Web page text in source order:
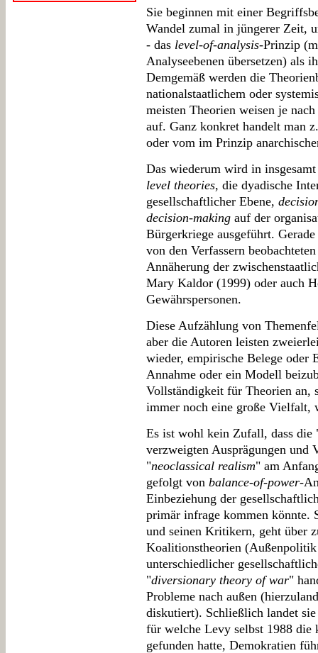
Sie beginnen mit einer
Wandel zumal in jüngerer Zeit,
- das level-of-analysis-Prinzip
Analyseebenen übersetzen) als
Demgemäß werden die
nationalstaatlichem oder
meisten Theorien weisen je
auf. Ganz konkret handelt man
oder vom im Prinzip
Das wiederum wird in
level theories, die dyadische
gesellschaftlicher Ebene,
decision-making auf der
Bürgerkriege ausgeführt.
von den Verfassern
Annäherung der
Mary Kaldor (1999) oder auch
Gewährspersonen.
Diese Aufzählung von
aber die Autoren leisten
wieder, empirische Belege oder
Annahme oder ein Modell
Vollständigkeit für Theorien an,
immer noch eine große Vielfalt,
Es ist wohl kein Zufall, dass
verzweigten Ausprägungen und
"neoclassical realism" am
gefolgt von balance-of-power-
Einbeziehung der
primär infrage kommen könnte.
und seinen Kritikern, geht über
Koalitionstheorien (Außenpolitik
unterschiedlicher
"diversionary theory of war"
Probleme nach außen
diskutiert). Schließlich landet
für welche Levy selbst 1988 die
gefunden hatte, Demokratien